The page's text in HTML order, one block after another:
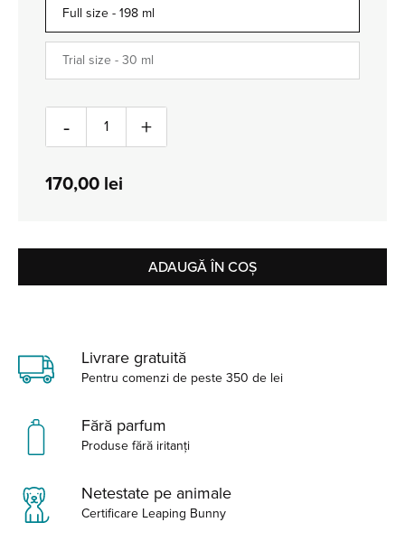
Full size - 198 ml
Trial size - 30 ml
- +
170,00 lei
ADAUGĂ ÎN COȘ
Livrare gratuită
Pentru comenzi de peste 350 de lei
Fără parfum
Produse fără iritanți
Netestate pe animale
Certificare Leaping Bunny